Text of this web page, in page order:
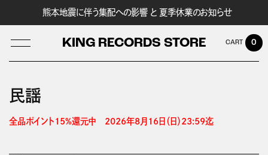
熊本地震に伴う集配への影響 と 夏季休業のお知らせ
KING RECORDS STORE
LOG IN
0
民謡
全品ポイント15%還元中　2026年8月16日（日）23:59迄